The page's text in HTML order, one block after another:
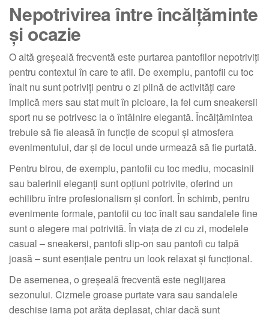
Nepotrivirea între încălțăminte
și ocazie
O altă greșeală frecventă este purtarea pantofilor nepotriviți
pentru contextul în care te afli. De exemplu, pantofii cu toc
înalt nu sunt potriviți pentru o zi plină de activități care
implică mers sau stat mult în picioare, la fel cum sneakersii
sport nu se potrivesc la o întâlnire elegantă. Încălțămintea
trebuie să fie aleasă în funcție de scopul și atmosfera
evenimentului, dar și de locul unde urmează să fie purtată.
Pentru birou, de exemplu, pantofii cu toc mediu, mocasinii
sau balerinii eleganți sunt opțiuni potrivite, oferind un
echilibru între profesionalism și confort. În schimb, pentru
evenimente formale, pantofii cu toc înalt sau sandalele fine
sunt o alegere mai potrivită. În viața de zi cu zi, modelele
casual – sneakersi, pantofi slip-on sau pantofi cu talpă
joasă – sunt esențiale pentru un look relaxat și funcțional.
De asemenea, o greșeală frecventă este neglijarea
sezonului. Cizmele groase purtate vara sau sandalele
deschise iarna pot arăta deplasat, chiar dacă sunt